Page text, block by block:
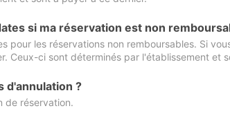
si ma réservation est non
pour les réservations non remboursables. Si
Ceux-ci sont déterminés par l'établissement et
d'annulation ?
de réservation.